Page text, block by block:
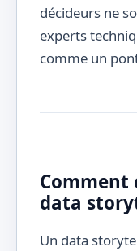
décideurs ne
experts
comme un
Comment
data
Un data